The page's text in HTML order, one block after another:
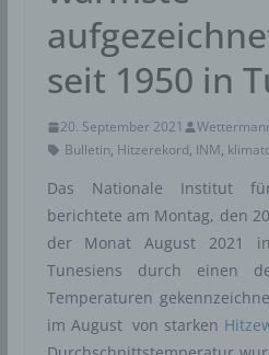
seit 1950 in
20. September 2021
Bulletin, Hitzerekord, INM,
Das Nationale Institut
berichtete am Montag, den
der Monat August 2021
Tunesiens durch einen
Temperaturen
im August von starken